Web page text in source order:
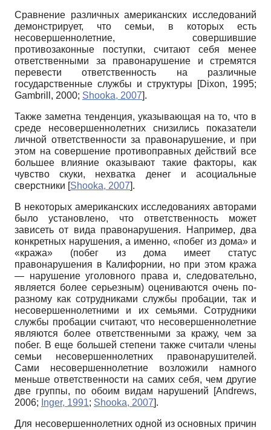
Сравнение различных американских исследований
демонстрирует, что семьи, в которых есть
несовершеннолетние, совершившие
противозаконные поступки, считают себя менее
ответственными за правонарушение и стремятся
перевести ответственность на различные
государственные службы и структуры
[Dixon, 1995;
Gambrill, 2000; Shooka, 2007].
Также заметна тенденция, указывающая на то, что в
среде несовершеннолетних снизились показатели
личной ответственности за правонарушение, и при
этом на совершение противоправных действий все
большее влияние оказывают такие факторы, как
чувство скуки, нехватка денег и асоциальные
сверстники [Shooka, 2007].
В некоторых американских исследованиях авторами
было установлено, что ответственность может
зависеть от вида правонарушения. Например, два
конкретных нарушения, а именно, «побег из дома» и
«кража» (побег из дома имеет статус
правонарушения в Калифорнии, но при этом кража
— нарушение уголовного права и, следовательно,
является более серьезным) оцениваются очень по-
разному как сотрудниками службы пробации, так и
несовершеннолетними и их семьями. Сотрудники
службы про­бации считают, что несовершеннолетние
являются более ответственными за кражу, чем за
побег. В еще большей степени также считали члены
семьи несовершеннолетних правонарушителей.
Сами несовершеннолетние возложили намного
меньше ответственности на самих себя, чем другие
две группы, по обоим видам нарушений
[Andrews,
2006; Inger, 1991; Shooka, 2007].
Для несовершеннолетних одной из основных причин